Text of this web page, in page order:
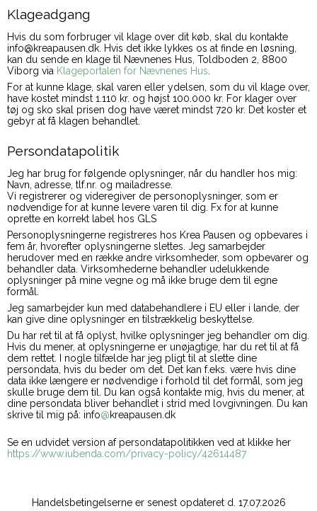
Klageadgang
Hvis du som forbruger vil klage over dit køb, skal du kontakte
info@kreapausen.dk. Hvis det ikke lykkes os at finde en løsning,
kan du sende en klage til Nævnenes Hus, Toldboden 2, 8800
Viborg via Klageportalen for Nævnenes Hus
For at kunne klage, skal varen eller ydelsen, som du vil klage over,
have kostet mindst 1.110 kr. og højst 100.000 kr. For klager over
tøj og sko skal prisen dog have været mindst 720 kr. Det koster et
gebyr at få klagen behandlet.
Persondatapolitik
Jeg har brug for følgende oplysninger, når du handler hos mig:
Navn, adresse, tlf.nr. og mailadresse.
Vi registrerer og videregiver de personoplysninger, som er
nødvendige for at kunne levere varen til dig. Fx for at kunne
oprette en korrekt label hos GLS
Personoplysningerne registreres hos Krea Pausen og opbevares i
fem år, hvorefter oplysningerne slettes. Jeg samarbejder
herudover med en række andre virksomheder, som opbevarer og
behandler data. Virksomhederne behandler udelukkende
oplysninger på mine vegne og må ikke bruge dem til egne
formål.
Jeg samarbejder kun med databehandlere i EU eller i lande, der
kan give dine oplysninger en tilstrækkelig beskyttelse.
Du har ret til at få oplyst, hvilke oplysninger jeg behandler om dig.
Hvis du mener, at oplysningerne er unøjagtige, har du ret til at få
dem rettet. I nogle tilfælde har jeg pligt til at slette dine
persondata, hvis du beder om det. Det kan f.eks. være hvis dine
data ikke længere er nødvendige i forhold til det formål, som jeg
skulle bruge dem til. Du kan også kontakte mig, hvis du mener, at
dine persondata bliver behandlet i strid med lovgivningen. Du kan
skrive til mig på: info@kreapausen.dk
Se en udvidet version af persondatapolitikken ved at klikke her
https://www.iubenda.com/privacy-policy/42614487
Handelsbetingelserne er senest opdateret d. 17.07.2026